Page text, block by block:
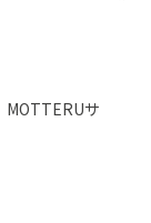
MOTTERUサ